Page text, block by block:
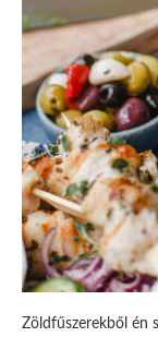
Zöldfűszerekből én